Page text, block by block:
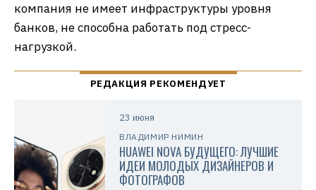
компания не имеет инфраструктуры уровня
банков, не способна работать под стресс-
нагрузкой.
23 июня
ВЛАДИМИР НИМИН
HUAWEI NOVA БУДУЩЕГО: ЛУЧШИЕ
ИДЕИ МОЛОДЫХ ДИЗАЙНЕРОВ И
ФОТОГРАФОВ